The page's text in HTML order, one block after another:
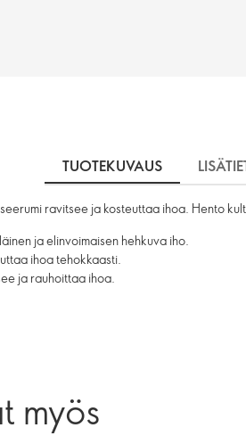
TUOTEKUVAUS
ravitsee ja kosteuttaa ihoa. Hento
ja elinvoimaisen hehkuva iho.
ihoa tehokkaasti.
ja rauhoittaa ihoa.
myös